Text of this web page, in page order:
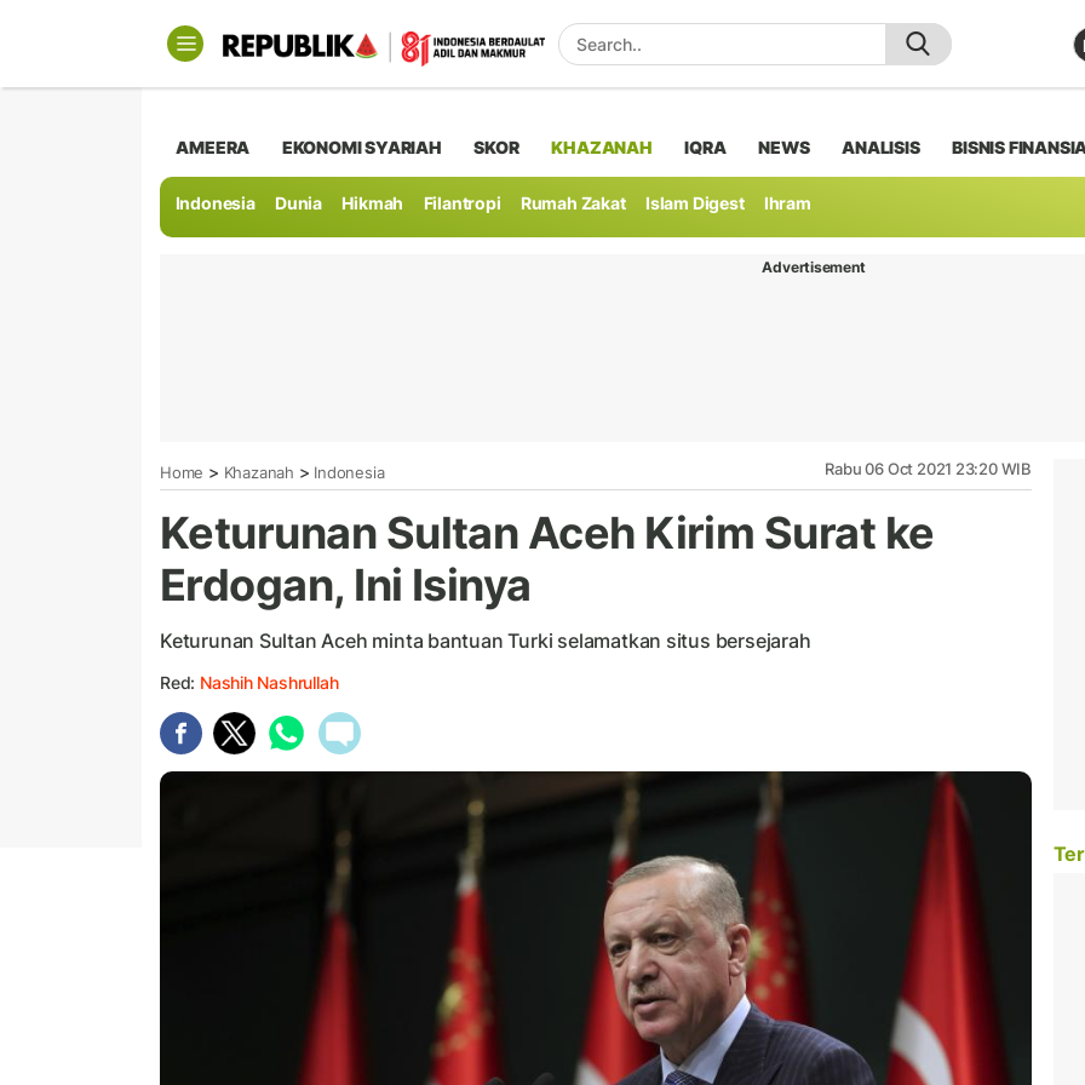
AMEERA EKONOMI SYARIAH SKOR KHAZANAH IQRA NEWS ANALISIS BISNIS
Indonesia Dunia Hikmah Filantropi Rumah Zakat Islam Digest Ihram
Advertisement
Home > Khazanah > Indonesia Rabu 06 Oct 2021 23:20 WIB
Keturunan Sultan Aceh Kirim Surat ke
Erdogan, Ini Isinya
Keturunan Sultan Aceh minta bantuan Turki selamatkan situs bersejarah
Red: Nashih Nashrullah